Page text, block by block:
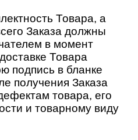
Товара, а
Заказа должны
в момент
Товара
подпись в бланке
получения Заказа
товара, его
и товарному виду